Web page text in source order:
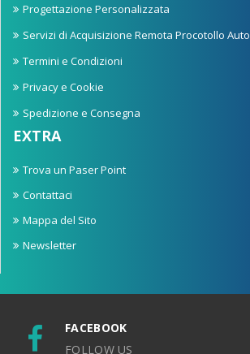
Progettazione Personalizzata
Servizi di Acquisizione Remota Procotollo Auto
Termini e Condizioni
Privacy e Cookie
Spedizione e Consegna
EXTRA
Trova un Paser Point
Contattaci
Mappa del Sito
Newsletter
FACEBOOK
FOLLOW US